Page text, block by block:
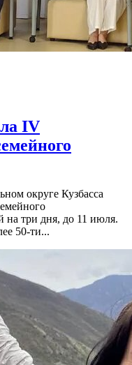
IV
округе Кузбасса
на три дня, до 11 июля.
50-ти...